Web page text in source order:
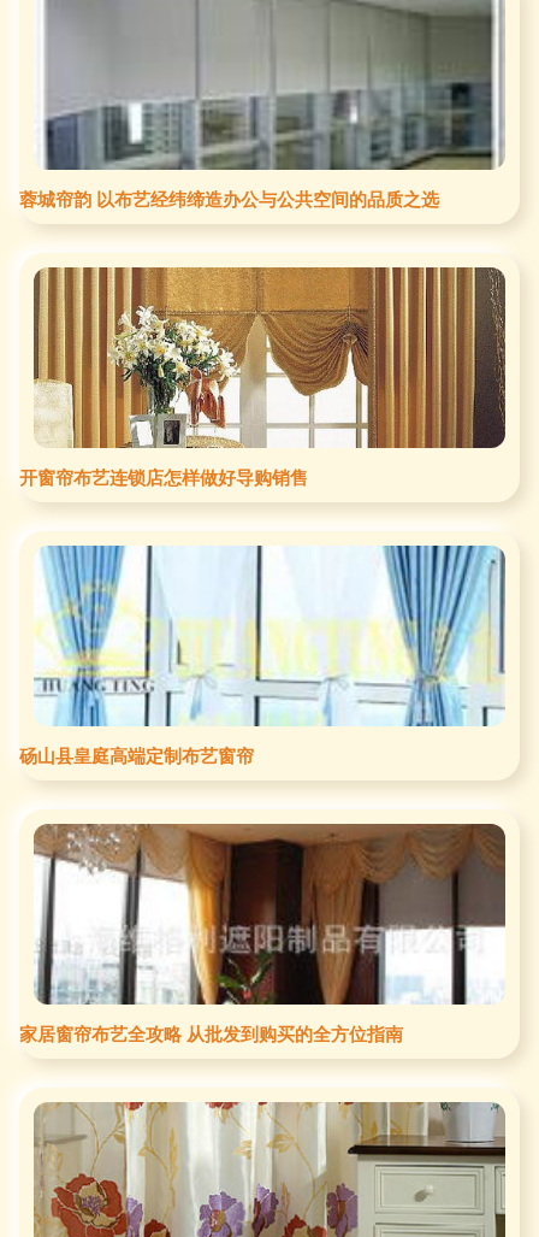
蓉城帘韵 以布艺经纬缔造办公与公共空间的品质之选
开窗帘布艺连锁店怎样做好导购销售
砀山县皇庭高端定制布艺窗帘
家居窗帘布艺全攻略 从批发到购买的全方位指南